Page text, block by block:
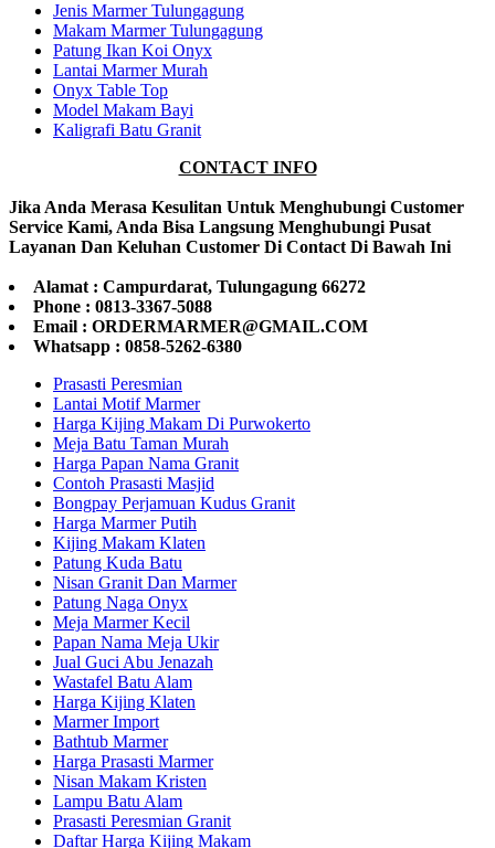
Jenis Marmer Tulungagung
Makam Marmer Tulungagung
Patung Ikan Koi Onyx
Lantai Marmer Murah
Onyx Table Top
Model Makam Bayi
Kaligrafi Batu Granit
CONTACT INFO
Jika Anda Merasa Kesulitan Untuk Menghubungi Customer
Service Kami, Anda Bisa Langsung Menghubungi Pusat
Layanan Dan Keluhan Customer Di Contact Di Bawah Ini
Alamat : Campurdarat, Tulungagung 66272
Phone : 0813-3367-5088
Email : ORDERMARMER@GMAIL.COM
Whatsapp : 0858-5262-6380
Prasasti Peresmian
Lantai Motif Marmer
Harga Kijing Makam Di Purwokerto
Meja Batu Taman Murah
Harga Papan Nama Granit
Contoh Prasasti Masjid
Bongpay Perjamuan Kudus Granit
Harga Marmer Putih
Kijing Makam Klaten
Patung Kuda Batu
Nisan Granit Dan Marmer
Patung Naga Onyx
Meja Marmer Kecil
Papan Nama Meja Ukir
Jual Guci Abu Jenazah
Wastafel Batu Alam
Harga Kijing Klaten
Marmer Import
Bathtub Marmer
Harga Prasasti Marmer
Nisan Makam Kristen
Lampu Batu Alam
Prasasti Peresmian Granit
Daftar Harga Kijing Makam